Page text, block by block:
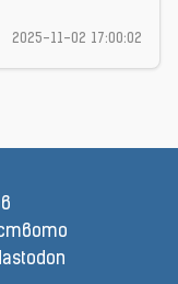
2025-11-02 17:00:02